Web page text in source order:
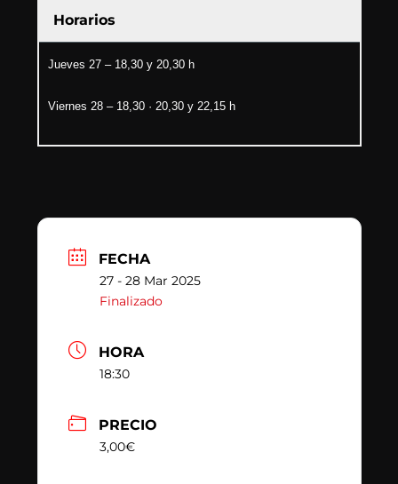
Horarios
Jueves 27 – 18,30 y 20,30 h
Viernes 28 – 18,30 · 20,30 y 22,15 h
FECHA
27 - 28 Mar 2025
Finalizado
HORA
18:30
PRECIO
3,00€